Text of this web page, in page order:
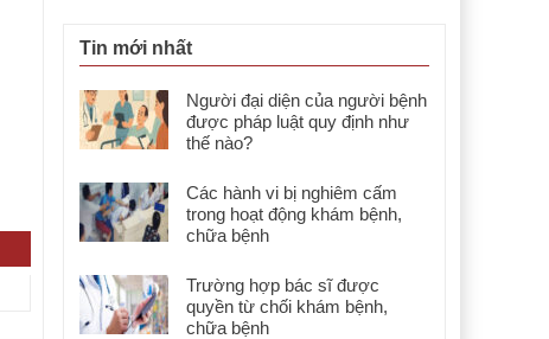
Tin mới nhất
Người đại diện của người bệnh
được pháp luật quy định như
thế nào?
Các hành vi bị nghiêm cấm
trong hoạt động khám bệnh,
chữa bệnh
Trường hợp bác sĩ được
quyền từ chối khám bệnh,
chữa bệnh